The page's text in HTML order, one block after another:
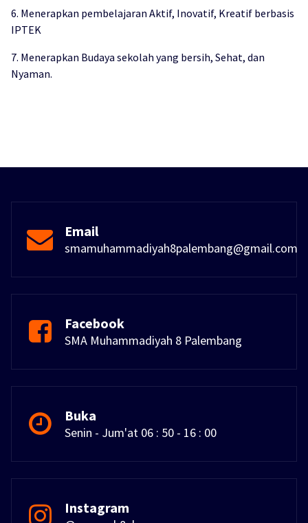
6. Menerapkan pembelajaran Aktif, Inovatif, Kreatif berbasis
IPTEK
7. Menerapkan Budaya sekolah yang bersih, Sehat, dan
Nyaman.
Email
smamuhammadiyah8palembang@gmail.com
Facebook
SMA Muhammadiyah 8 Palembang
Buka
Senin - Jum'at 06 : 50 - 16 : 00
Instagram